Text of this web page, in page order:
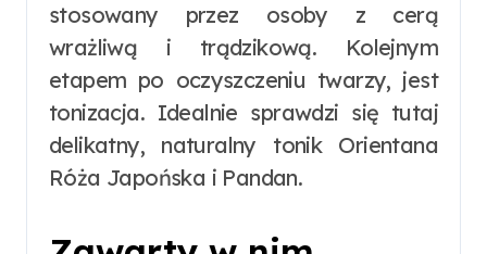
stosowany przez osoby z cerą
wrażliwą i trądzikową. Kolejnym
etapem po oczyszczeniu twarzy, jest
tonizacja. Idealnie sprawdzi się tutaj
delikatny, naturalny tonik Orientana
Róża Japońska i Pandan.